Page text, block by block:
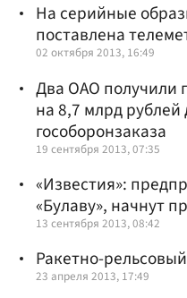
На серийные
поставлена
02 октября 2013, 16:49
Два ОАО получили
на 8,7 млрд
гособоронзаказа
19 сентября 2013, 07:35
«Известия»:
«Булаву», начнут
13 сентября 2013, 08:42
Ракетно-
23 апреля 2013, 17:49